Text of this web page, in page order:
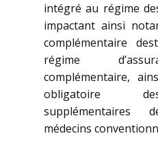
intégré au régime
impactant ainsi
complémentaire
régime
complémentaire,
obligatoire
supplémentaires
médecins